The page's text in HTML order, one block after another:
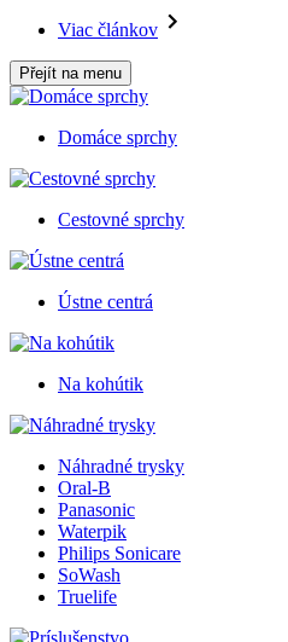
Viac článkov
Přejít na menu
Domáce sprchy
Cestovné sprchy
Ústne centrá
Na kohútik
Náhradné trysky
Oral-B
Panasonic
Waterpik
Philips Sonicare
SoWash
Truelife